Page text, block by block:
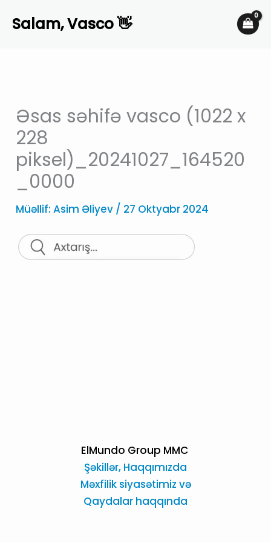
Salam, Vasco 👋
Əsas səhifə vasco (1022 x
228
piksel)_20241027_164520
_0000
Müəllif:Asim Əliyev / 27 Oktyabr 2024
ElMundo Group MMC
Şəkillər, Haqqımızda
Məxfilik siyasətimiz və
Qaydalar haqqında